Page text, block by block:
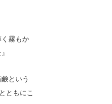
霧もか
という
ともにこ